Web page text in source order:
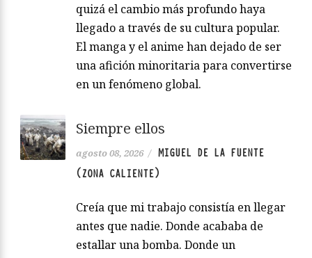
quizá el cambio más profundo haya
llegado a través de su cultura popular.
El manga y el anime han dejado de ser
una afición minoritaria para convertirse
en un fenómeno global.
Siempre ellos
agosto 08, 2026 / MIGUEL DE LA FUENTE
(ZONA CALIENTE)
Creía que mi trabajo consistía en llegar
antes que nadie. Donde acababa de
estallar una bomba. Donde un